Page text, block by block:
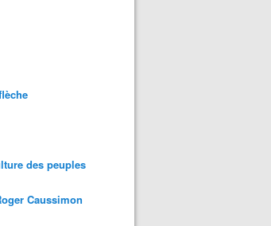
des peuples
Caussimon